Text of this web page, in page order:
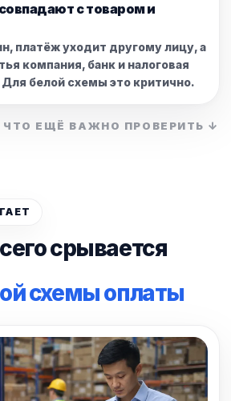
с товаром и
платёж уходит другому лицу, а
компания, банк и налоговая
белой схемы это критично.
ЧТО ЕЩЁ ВАЖНО ПРОВЕРИТЬ ↓
срывается
схемы оплаты